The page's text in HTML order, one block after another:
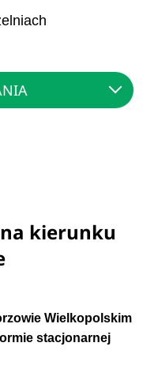
kierunku
Wielkopolskim
stacjonarnej